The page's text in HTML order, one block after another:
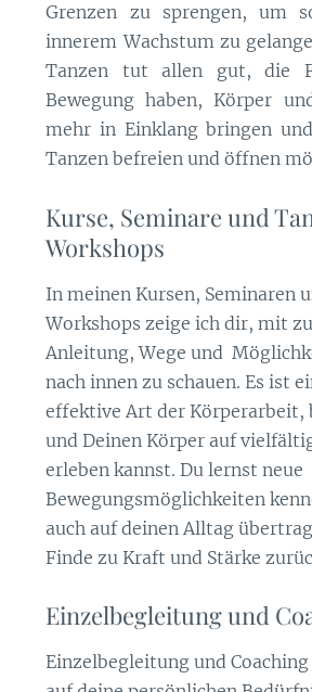
Grenzen zu sprengen, um
innerem Wachstum zu
Tanzen tut allen gut, die
Bewegung haben, Körper
mehr in Einklang bringen
Tanzen befreien und öffnen
Kurse, Seminare und
Workshops
In meinen Kursen, Seminaren
Workshops zeige ich dir, mit
Anleitung, Wege und
nach innen zu schauen. Es ist
effektive Art der Körperarbeit,
und Deinen Körper auf
erleben kannst. Du lernst neue
Bewegungsmöglichkeiten
auch auf deinen Alltag
Finde zu Kraft und Stärke
Einzelbegleitung und
Einzelbegleitung und